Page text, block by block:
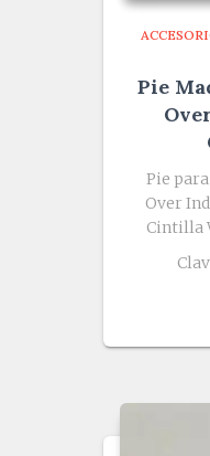
Pie
Pie
Over
Cintilla